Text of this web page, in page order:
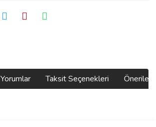
Yorumlar Taksit Seçenekleri